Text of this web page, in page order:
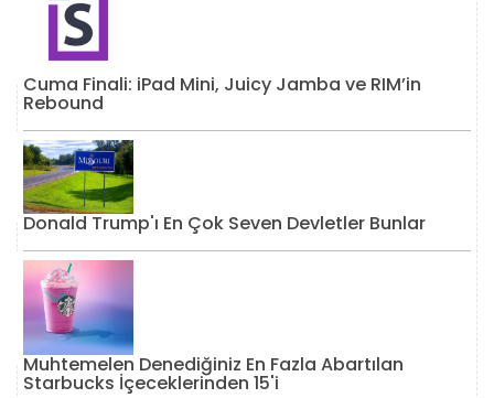
Cuma Finali: iPad Mini, Juicy Jamba ve RIM’in
Rebound
Donald Trump'ı En Çok Seven Devletler Bunlar
Muhtemelen Denediğiniz En Fazla Abartılan
Starbucks İçeceklerinden 15'i